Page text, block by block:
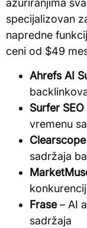
ažuriranjima
specijalizovan
napredne
ceni od $49
Ahrefs AI
Surfer SEO
vremenu
Clearscope
sadržaja
Frase– AI
sadržaja